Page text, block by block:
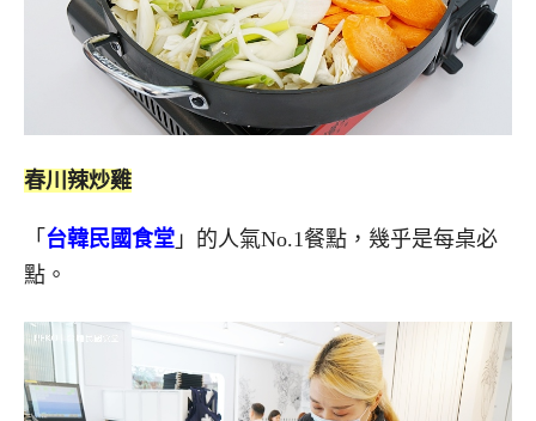
春川辣炒雞
「 台韓民國食堂 」的人氣No.1餐點，幾乎是每桌必
點。